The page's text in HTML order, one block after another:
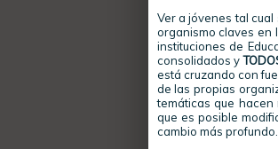
Ver a jóvenes tal
organismo claves en
instituciones de
consolidados y
está cruzando con
de las propias
temáticas que
que es posible
cambio más profundo.